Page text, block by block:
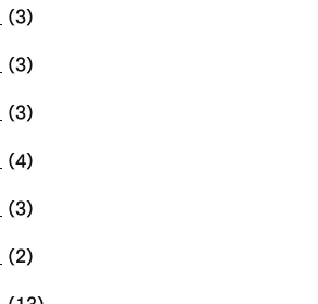
(3)
(3)
(3)
(4)
(3)
(2)